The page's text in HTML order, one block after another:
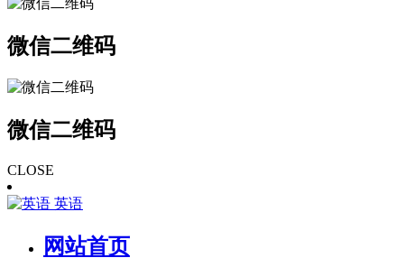
微信二维码
微信二维码
CLOSE
英语
网站首页